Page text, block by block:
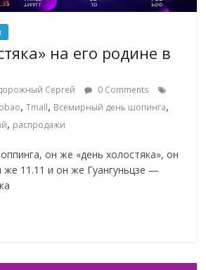
на его родине в
Сергей
0 Comments
,Tmall, Всемирный день шопинга,
, распродажи
он же «день холостяка», он
11.11 и он же Гуангуньцзе —